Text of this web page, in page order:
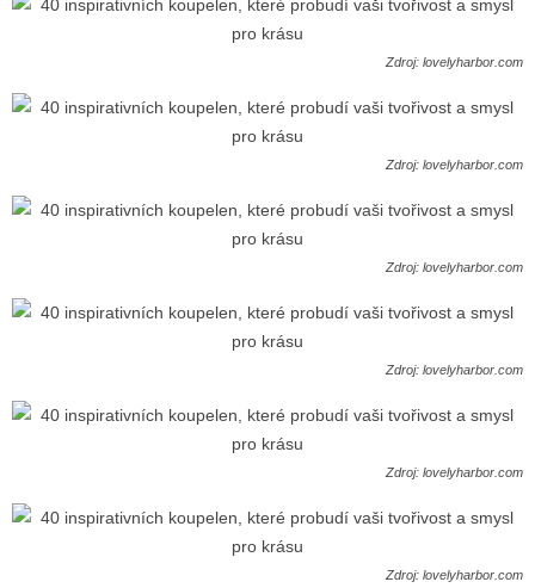
Zdroj: lovelyharbor.com
Zdroj: lovelyharbor.com
Zdroj: lovelyharbor.com
Zdroj: lovelyharbor.com
Zdroj: lovelyharbor.com
Zdroj: lovelyharbor.com